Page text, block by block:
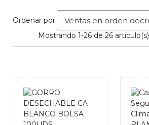
Ordenar por:
Mostrando 1-26 de 26 artículo(s)